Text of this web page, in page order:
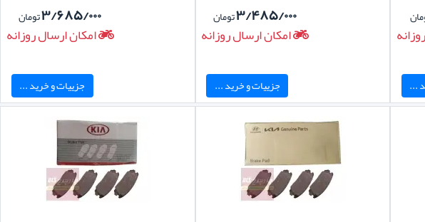
...
۳/۴۸۵/۰۰۰تومان
امکان ارسال روزانه
جزییات و خرید ...
۳/۶۸۵/۰۰۰تومان
امکان ارسال روزانه
جزییات و خرید ...